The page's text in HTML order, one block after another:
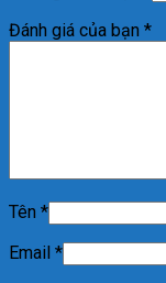
Đánh giá của bạn *
Tên *
Email *